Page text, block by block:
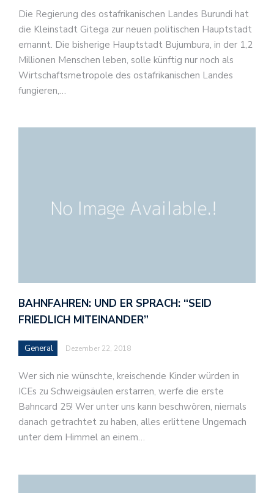
Die Regierung des ostafrikanischen Landes Burundi hat
die Kleinstadt Gitega zur neuen politischen Hauptstadt
ernannt. Die bisherige Hauptstadt Bujumbura, in der 1,2
Millionen Menschen leben, solle künftig nur noch als
Wirtschaftsmetropole des ostafrikanischen Landes
fungieren,…
BAHNFAHREN: UND ER SPRACH: “SEID
FRIEDLICH MITEINANDER”
General Dezember 22, 2018
Wer sich nie wünschte, kreischende Kinder würden in
ICEs zu Schweigsäulen erstarren, werfe die erste
Bahncard 25! Wer unter uns kann beschwören, niemals
danach getrachtet zu haben, alles erlittene Ungemach
unter dem Himmel an einem…